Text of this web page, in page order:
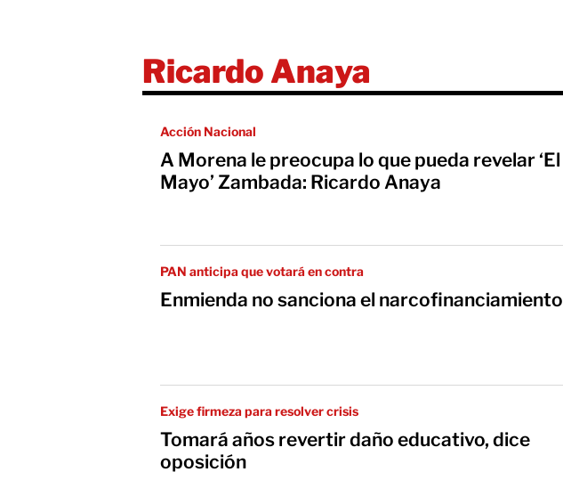
Ricardo Anaya
Acción Nacional
A Morena le preocupa lo que pueda revelar ‘El
Mayo’ Zambada: Ricardo Anaya
PAN anticipa que votará en contra
Enmienda no sanciona el narcofinanciamiento
Exige firmeza para resolver crisis
Tomará años revertir daño educativo, dice
oposición